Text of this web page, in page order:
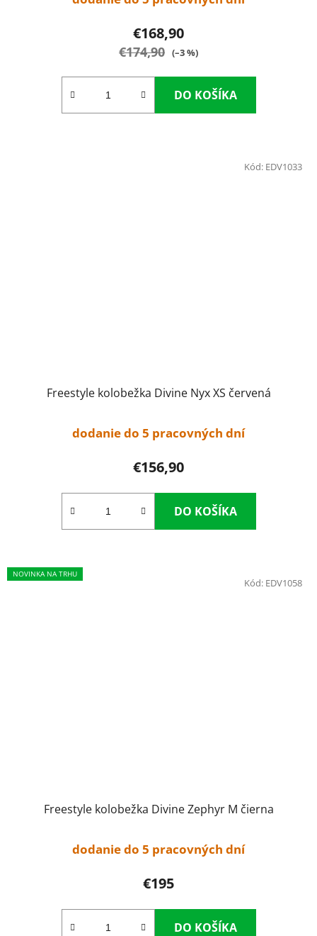
€168,90
€174,90 (–3 %)
DO KOŠÍKA
Freestyle kolobežka Divine Nyx XS červená
dodanie do 5 pracovných dní
€156,90
DO KOŠÍKA
Kód: EDV1033
NOVINKA NA TRHU
Freestyle kolobežka Divine Zephyr M čierna
dodanie do 5 pracovných dní
€195
DO KOŠÍKA
Kód: EDV1058